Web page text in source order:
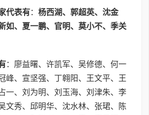
代表有： 杨西湖、郭超英、沈金
如、夏一鹏、官明、莫小不、季关
：廖益曙、许凯军、吴修德、何一
峰、宣坚强、丁翱阳、王文平、王
一、刘为明、刘玉海、刘津朱、李
文秀、邱明华、沈水林、张珺、陈